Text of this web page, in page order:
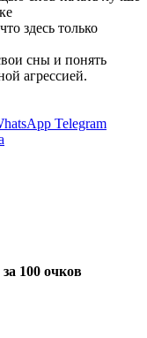
здесь только
сны и понять
агрессией.
Telegram
100 очков